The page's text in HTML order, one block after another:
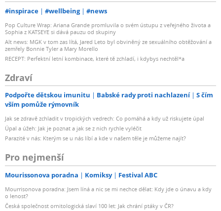
#inspirace #wellbeing #news
Pop Culture Wrap: Ariana Grande promluvila o svém ústupu z veřejného života a
Sophia z KATSEYE si dává pauzu od skupiny
Alt news: MGK v tom zas lítá, Jared Leto byl obviněný ze sexuálního obtěžování a
zemřely Bonnie Tyler a Mary Morello
RECEPT: Perfektní letní kombinace, které tě zchladí, i kdybys nechtěl*a
Zdraví
Podpořte dětskou imunitu Babské rady proti nachlazení
S čím
vším pomůže rýmovník
Jak se zdravě zchladit v tropických vedrech: Co pomáhá a kdy už riskujete úpal
Úpal a úžeh: Jak je poznat a jak se z nich rychle vyléčit
Parazité v nás: Kterým se u nás líbí a kde v našem těle je můžeme najít?
Pro nejmenší
Mourissonova poradna Komiksy Festival ABC
Mourrisonova poradna: Jsem líná a nic se mi nechce dělat: Kdy jde o únavu a kdy
o lenost?
Česká společnost ornitologická slaví 100 let: Jak chrání ptáky v ČR?